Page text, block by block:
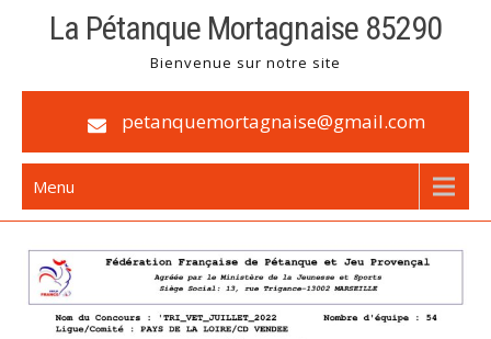
La Pétanque Mortagnaise 85290
Bienvenue sur notre site
petanquemortagnaise@gmail.com
Menu